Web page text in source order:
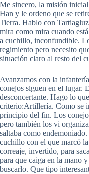
Me sincero, la misión
Han y le ordeno que se
Tierra. Hablo con
mira como mira cuando
a cuchillo, inconfundible.
regimiento pero necesito
situación claro al resto del
Avanzamos con la
conejos siguen en el lugar.
desconcertante. Hago lo
criterio:Artillería. Como se
principio del fin. Los
pero también los vi
saltaba como
cuchillo con el que marcó
correaje, invertido, para
para que caiga en la mano
buscarlo. Que tipo